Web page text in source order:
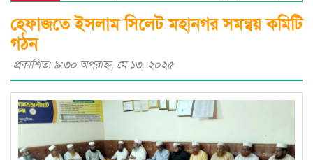
তেল, গ্যাস, বিদ্যুৎ সঙ্কট ও দ্রব্যমূল্যের
হেফাজতে ইসলাম সিলেট মহানগর সমন্বয় কমিটি
গঠন
প্রকাশিত: ৯:৩০ অপরাহ্ণ, মে ১৩, ২০২৫